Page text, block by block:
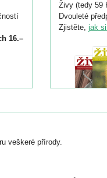
16.–
Živy (tedy 59
Dvouleté
Zjistěte, jak
veškeré přírody.